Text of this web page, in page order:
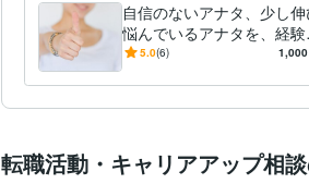
自信のないアナタ、少し
悩んでいるアナタを、経験
年のプロマネが、褒めて
5.0(6) 1,000
転職活動・キャリアアップ相